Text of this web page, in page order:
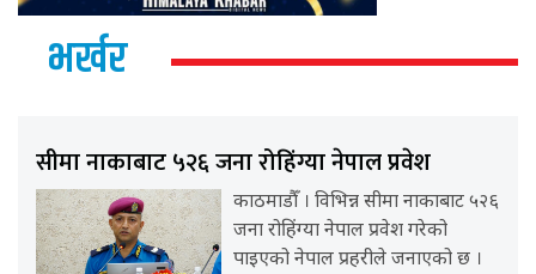
भर्खर
सीमा नाकाबाट ५२६ जना रोहिंग्या नेपाल प्रवेश
काठमाडौँ । विभिन्न सीमा नाकाबाट ५२६
जना रोहिंग्या नेपाल प्रवेश गरेको
पाइएको नेपाल प्रहरीले जनाएको छ ।